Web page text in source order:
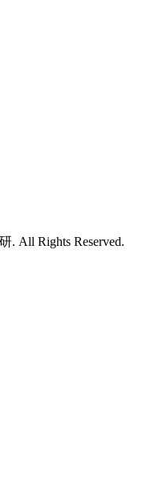
. All Rights Reserved.